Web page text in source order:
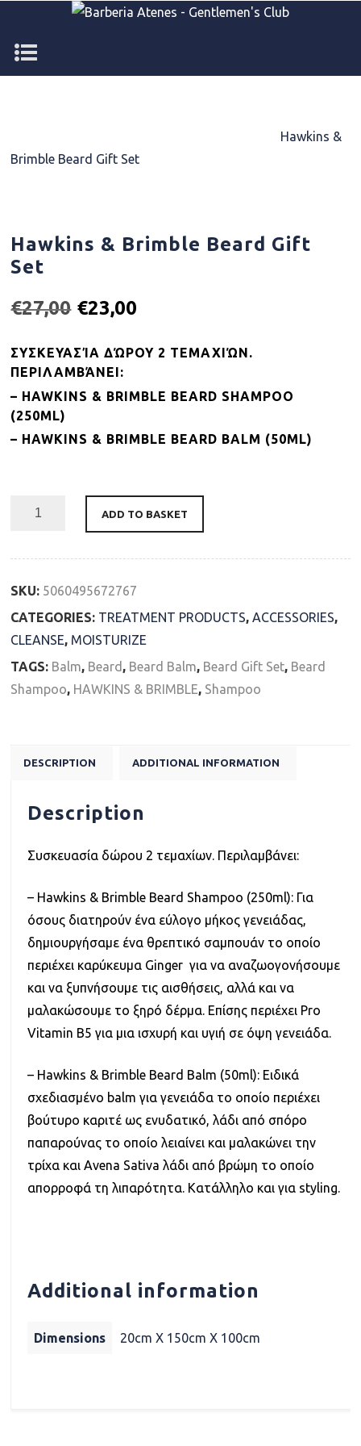
Hawkins &
Brimble Beard Gift Set
Hawkins & Brimble Beard Gift
Set
€27,00 €23,00
ΣΥΣΚΕΥΑΣΊΑ ΔΏΡΟΥ 2 ΤΕΜΑΧΙΏΝ.
ΠΕΡΙΛΑΜΒΆΝΕΙ:
– HAWKINS & BRIMBLE BEARD SHAMPOO
(250ML)
– HAWKINS & BRIMBLE BEARD BALM (50ML)
ADD TO BASKET
SKU: 5060495672767
CATEGORIES: TREATMENT PRODUCTS,ACCESSORIES,
CLEANSE, MOISTURIZE
TAGS: Balm, Beard , Beard Balm, Beard Gift Set, Beard
Shampoo, HAWKINS & BRIMBLE, Shampoo
DESCRIPTION ADDITIONAL INFORMATION
Description
Συσκευασία δώρου 2 τεμαχίων. Περιλαμβάνει:
– Hawkins & Brimble Beard Shampoo (250ml): Για
όσους διατηρούν ένα εύλογο μήκος γενειάδας,
δημιουργήσαμε ένα θρεπτικό σαμπουάν το οποίο
περιέχει καρύκευμα Ginger για να αναζωογονήσουμε
και να ξυπνήσουμε τις αισθήσεις, αλλά και να
μαλακώσουμε το ξηρό δέρμα. Επίσης περιέχει Pro
Vitamin B5 για μια ισχυρή και υγιή σε όψη γενειάδα.
– Hawkins & Brimble Beard Balm (50ml): Ειδικά
σχεδιασμένο balm για γενειάδα το οποίο περιέχει
βούτυρο καριτέ ως ενυδατικό, λάδι από σπόρο
παπαρούνας το οποίο λειαίνει και μαλακώνει την
τρίχα και Avena Sativa λάδι από βρώμη το οποίο
απορροφά τη λιπαρότητα. Κατάλληλο και για styling.
Additional information
Dimensions 20cm X 150cm X 100cm